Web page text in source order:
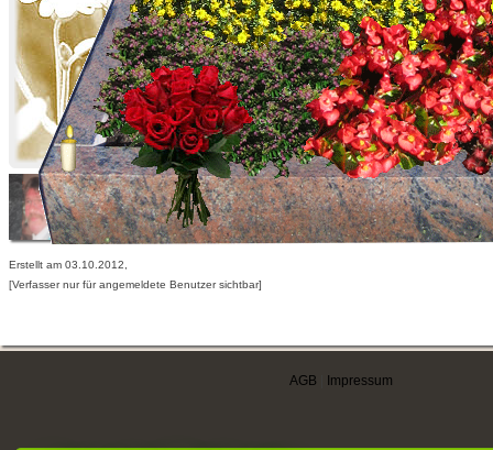
Erstellt am 03.10.2012,
[Verfasser nur für angemeldete Benutzer sichtbar]
AGB Impressum